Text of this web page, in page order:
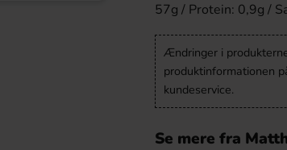
57g / Protein: 0,9g /
Ændringer i
produktinformationen
kundeservice.
Se mere fra